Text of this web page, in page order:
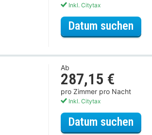
Inkl. Citytax
Datum suchen
Ab
287,15 €
pro Zimmer pro Nacht
Inkl. Citytax
Datum suchen